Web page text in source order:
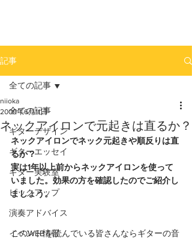
記事
全ての記事
ギターデザイン
ギターエッセイ
ギター実験室
ピックアップ
演奏アドバイス
イベント情報
全ての記事
ネックアイロンで元起きは直るか？
niioka
2009年6月11日
ネックアイロンでネック元起きや順反りは直
るか？
実は1年以上前からネックアイロンを使って
いました。効果の方を確認したのでご紹介し
ましょう。
このWEBを読んでいる皆さんならギターの音